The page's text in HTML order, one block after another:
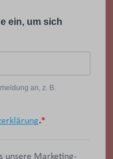
ein, um sich
an, z. B.
.
unsere Marketing-